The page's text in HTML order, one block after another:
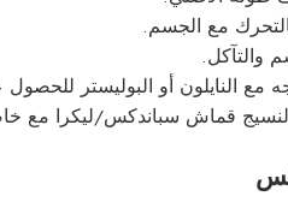
مع الجسم.
والتآكل.
مع النايلون أو البوليستر
قماش سباندكس/ليكرا مع